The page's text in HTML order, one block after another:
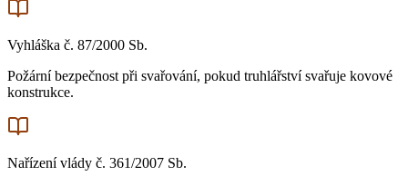
Vyhláška č. 87/2000 Sb.
Požární bezpečnost při svařování, pokud truhlářství svařuje kovové
konstrukce.
Nařízení vlády č. 361/2007 Sb.